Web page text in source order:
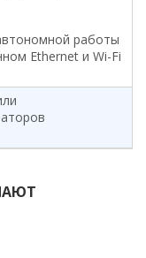
работы
Ethernet и Wi-Fi